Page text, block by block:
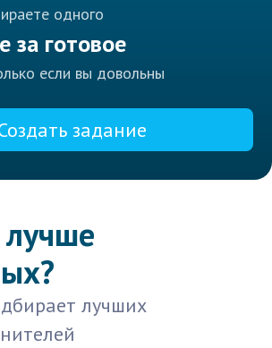
одного
за готовое
если вы довольны
задание
лучших